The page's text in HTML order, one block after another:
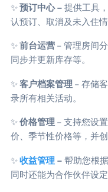
✨预订中心 – 提供工具
认预订、取消及未入住
✨前台运营 – 管理房间
同步并更新库存等。
✨客户档案管理 – 存储
录所有相关活动。
✨价格管理 – 支持您设
价、季节性价格等，并
✨收益管理 – 帮助您根
同时还能为合作伙伴设定